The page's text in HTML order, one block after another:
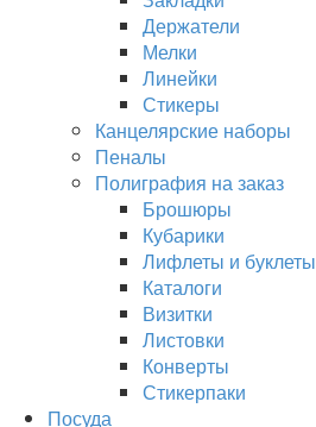
Держатели
Мелки
Линейки
Стикеры
Канцелярские наборы
Пеналы
Полиграфия на заказ
Брошюры
Кубарики
Лифлеты и буклеты
Каталоги
Визитки
Листовки
Конверты
Стикерпаки
Посуда